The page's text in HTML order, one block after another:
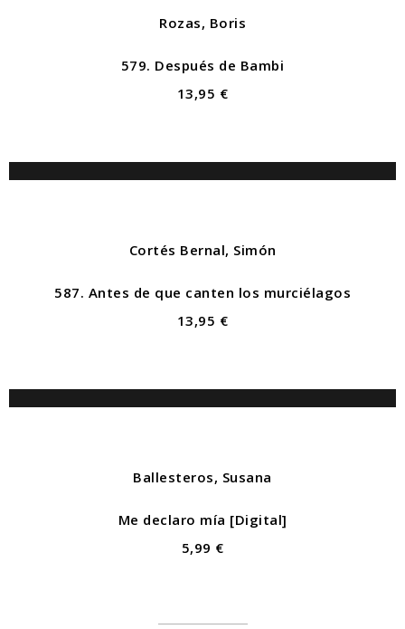
Rozas, Boris
579. Después de Bambi
13,95 €
Cortés Bernal, Simón
587. Antes de que canten los murciélagos
13,95 €
Ballesteros, Susana
Me declaro mía [Digital]
5,99 €